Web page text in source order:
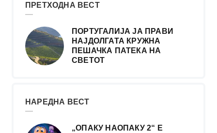
ПРЕТХОДНА ВЕСТ
ПОРТУГАЛИЈА ЈА ПРАВИ
НАЈДОЛГАТА КРУЖНА
ПЕШАЧКА ПАТЕКА НА
СВЕТОТ
НАРЕДНА ВЕСТ
„ОПАКУ НАОПАКУ 2“ Е